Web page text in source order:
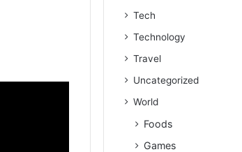
Tech
Technology
Travel
Uncategorized
World
Foods
Games